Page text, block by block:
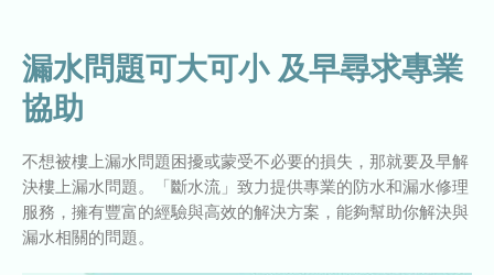
漏水問題可大可小 及早尋求專業
協助
不想被樓上漏水問題困擾或蒙受不必要的損失，那就要及早解
決樓上漏水問題。「斷水流」致力提供專業的防水和漏水修理
服務，擁有豐富的經驗與高效的解決方案，能夠幫助你解決與
漏水相關的問題。